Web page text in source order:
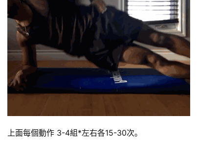
上面每個動作 3-4組*左右各15-30次。